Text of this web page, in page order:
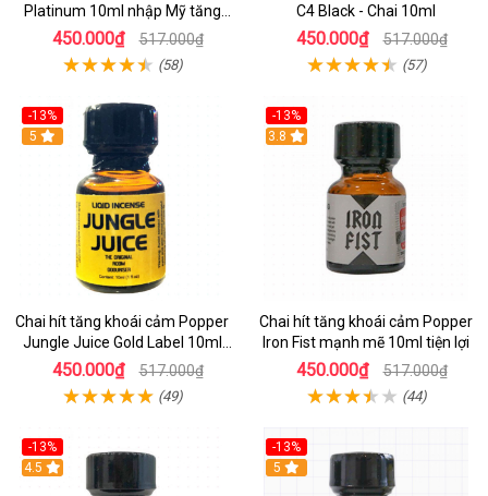
Platinum 10ml nhập Mỹ tăng
khoái cảm đỉnh cao
450.000₫ 517.000₫
(58)
C4 Black - Chai 10ml
450.000₫ 517.000₫
(57)
-13%
Hot
5
Chai hít tăng khoái cảm Popper
Jungle Juice Gold Label 10ml
nâng tầm cực khoái
450.000₫ 517.000₫
(49)
-13%
3.8
Chai hít tăng khoái cảm Popper
Iron Fist mạnh mẽ 10ml tiện lợi
450.000₫ 517.000₫
(44)
-13%
Hot
4.5
-13%
Hot
5